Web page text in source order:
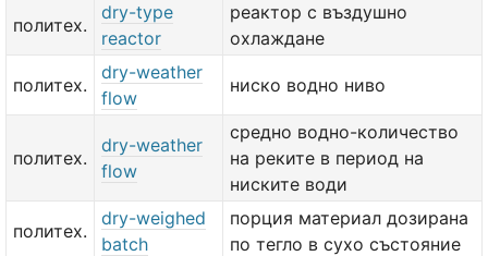
политех.
dry-type
reactor
реактор с въздушно
охлаждане
политех.
dry-weather
flow
ниско водно ниво
политех.
dry-weather
flow
средно водно-количество
на реките в период на
ниските води
политех.
dry-weighed
batch
порция материал дозирана
по тегло в сухо състояние